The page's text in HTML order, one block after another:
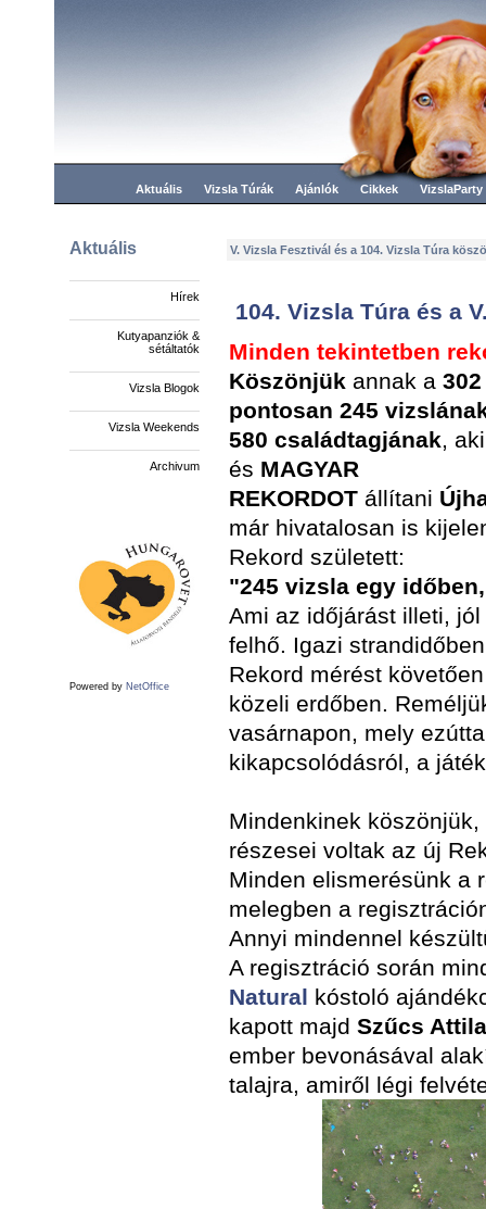
Aktuális Vizsla Túrák Ajánlók Cikkek VizslaParty
Aktuális
Hírek
Kutyapanziók &
sétáltatók
Vizsla Blogok
Vizsla Weekends
Archivum
Powered by NetOffice
V. Vizsla Fesztivál és a 104. Vizsla Túra
104. Vizsla Túra és a
Minden tekintetben
Köszönjük annak a
pontosan 245
580 családtagjának,
és MAGYAR
REKORDOT állítani
már hivatalosan is
Rekord született:
"245 vizsla egy
Ami az időjárást illeti,
felhő. Igazi
Rekord mérést
közeli erdőben.
vasárnapon, mely
kikapcsolódásról, a
Mindenkinek
részesei voltak az új
Minden elismerésünk a
melegben a
Annyi mindennel
A regisztráció során
Natural kóstoló
kapott majd Szűcs Attila
ember bevonásával
talajra, amiről légi